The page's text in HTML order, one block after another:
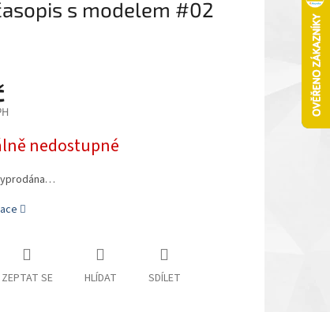
s modelem #02
nedostupné
ZEPTAT SE HLÍDAT SDÍLET